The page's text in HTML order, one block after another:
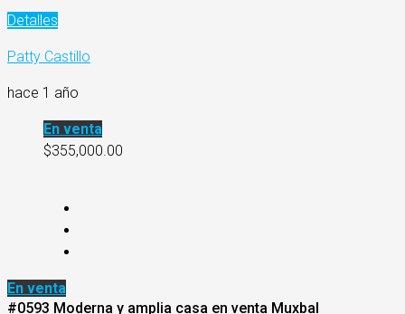
Detalles
Patty Castillo
hace 1 año
En venta
$355,000.00
En venta
#0593 Moderna y amplia casa en venta Muxbal